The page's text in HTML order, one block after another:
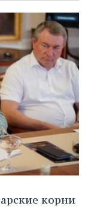
корни